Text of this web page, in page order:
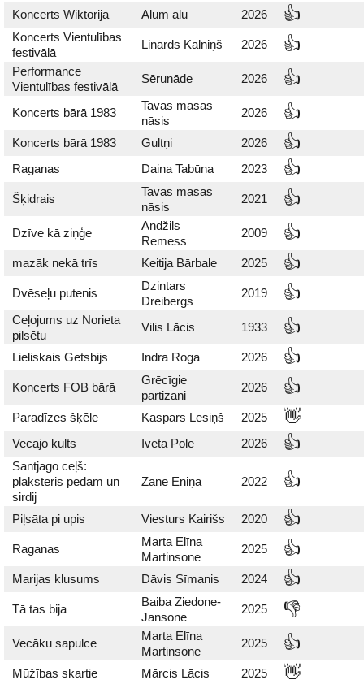
Koncerts Wiktorijā Alum alu 2026 👍
Koncerts Vientulības
festivālā
Linards Kalniņš 2026 👍
Performance
Vientulības festivālā
Sērunāde 2026 👍
Koncerts bārā 1983
Tavas māsas
nāsis
2026 👍
Koncerts bārā 1983 Gultņi 2026 👍
Raganas Daina Tabūna 2023 👍
Šķidrais
Tavas māsas
nāsis
2021 👍
Dzīve kā ziņģe
Andžils
Remess
2009 👍
mazāk nekā trīs Keitija Bārbale 2025 👍
Dvēseļu putenis
Dzintars
Dreibergs
2019 👍
Ceļojums uz Norieta
pilsētu
Vilis Lācis 1933 👍
Lieliskais Getsbijs Indra Roga 2026 👍
Koncerts FOB bārā
Grēcīgie
partizāni
2026 👍
Paradīzes šķēle Kaspars Lesiņš 2025 👋
Vecajo kults Iveta Pole 2026 👍
Santjago ceļš:
plāksteris pēdām un
sirdij
Zane Eniņa 2022 👍
Piļsāta pi upis Viesturs Kairišs 2020 👍
Raganas
Marta Elīna
Martinsone
2025 👍
Marijas klusums Dāvis Sīmanis 2024 👍
Tā tas bija
Baiba Ziedone-
Jansone
2025 👎
Vecāku sapulce
Marta Elīna
Martinsone
2025 👍
Mūžības skartie Mārcis Lācis 2025 👋